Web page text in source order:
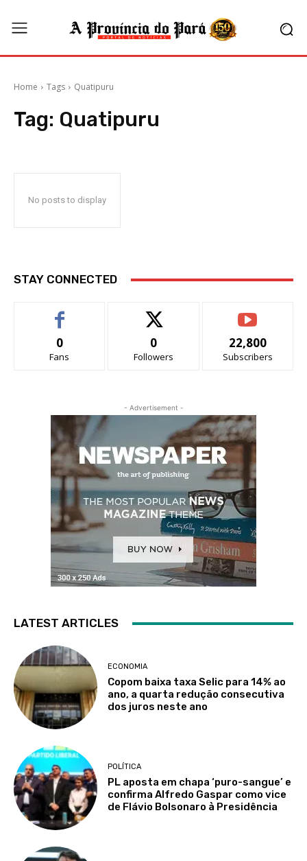
Home Tags Quatipuru
Tag: Quatipuru
No posts to display
STAY CONNECTED
0
Fans
0
Followers
22,800
Subscribers
- Advertisement -
LATEST ARTICLES
ECONOMIA
Copom baixa taxa Selic para 14% ao
ano, a quarta redução consecutiva
dos juros neste ano
POLÍTICA
PL aposta em chapa ‘puro-sangue’ e
confirma Alfredo Gaspar como vice
de Flávio Bolsonaro à Presidência